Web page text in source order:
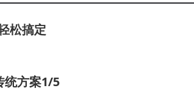
选择悬念留待节目揭晓。
她，在“预算砍半如何破局”的模拟题
育”状态遭遇薪资谈判瓶颈。悟空租车
松搞定
统方案1/5